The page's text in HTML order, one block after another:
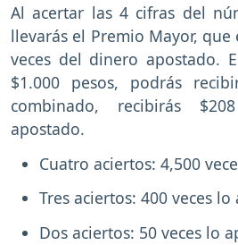
Al acertar las 4 cifras del
llevarás el Premio Mayor,
veces del dinero apostado.
$1.000 pesos, podrás
combinado, recibirás
apostado.
Cuatro aciertos: 4,500
Tres aciertos: 400 veces
Dos aciertos: 50 veces lo